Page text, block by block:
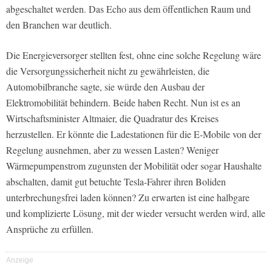
abgeschaltet werden. Das Echo aus dem öffentlichen Raum und
den Branchen war deutlich.
Die Energieversorger stellten fest, ohne eine solche Regelung wäre
die Versorgungssicherheit nicht zu gewährleisten, die
Automobilbranche sagte, sie würde den Ausbau der
Elektromobilität behindern. Beide haben Recht. Nun ist es an
Wirtschaftsminister Altmaier, die Quadratur des Kreises
herzustellen. Er könnte die Ladestationen für die E-Mobile von der
Regelung ausnehmen, aber zu wessen Lasten? Weniger
Wärmepumpenstrom zugunsten der Mobilität oder sogar Haushalte
abschalten, damit gut betuchte Tesla-Fahrer ihren Boliden
unterbrechungsfrei laden können? Zu erwarten ist eine halbgare
und komplizierte Lösung, mit der wieder versucht werden wird, alle
Ansprüche zu erfüllen.
Anzeige